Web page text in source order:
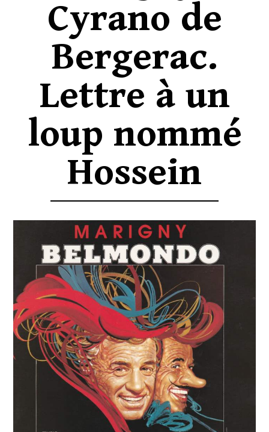
Cyrano de
Bergerac.
Lettre à un
loup nommé
Hossein